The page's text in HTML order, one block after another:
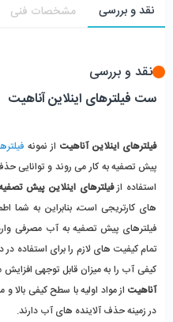
نقد و بررسی مشخصات فنی
نقد و بررسی
ست فیلترهای اینلاین آناهیت
فیلترهای اینلاین آناهیت از نمونه
پیش تصفیه به کار می روند و توانایی
استفاده ازفیلترهای اینلاین پیش
های کارتریجی است، بنابراین به شما
فیلترهای پیش تصفیه به آب مصرفی
تمام کیفیت های لازم را برای استفاده
کیفی آب را به میزان قابل توجهی
آناهیت از مواد اولیه با سطح کیفی بالا
در زمینه حذف آلاینده های آب دارند.